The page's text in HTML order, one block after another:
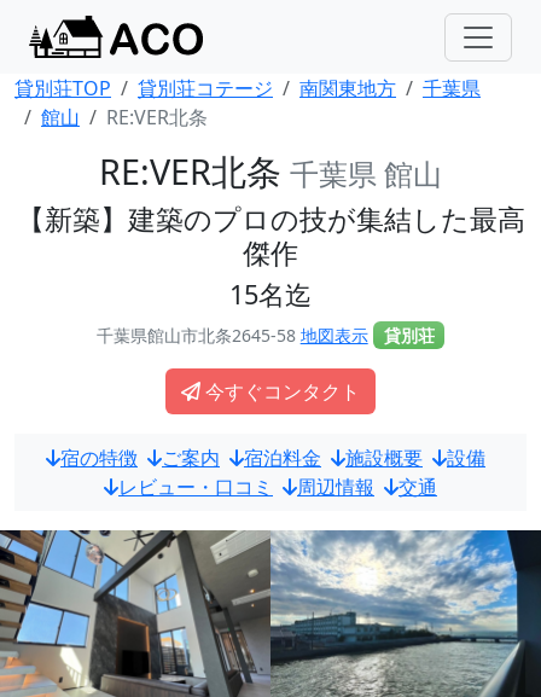
貸別荘TOP 貸別荘コテージ 南関東地方
千葉県
館山
RE:VER北条
RE:VER北条 千葉県 館山
【新築】建築のプロの技が集結した最高
傑作
15名迄
千葉県館山市北条2645-58 地図表示 貸別荘
今すぐコンタクト
宿の特徴 ご案内 宿泊料金 施設概要
設備
レビュー・口コミ
周辺情報 交通